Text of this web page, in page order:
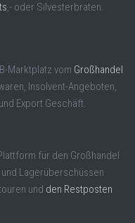
,- oder Silvesterbraten.
Marktplatz vom Großhandel
Insolvent-Angeboten,
Export Geschäft.
für den Großhandel
Lagerüberschüssen
und den Restposten